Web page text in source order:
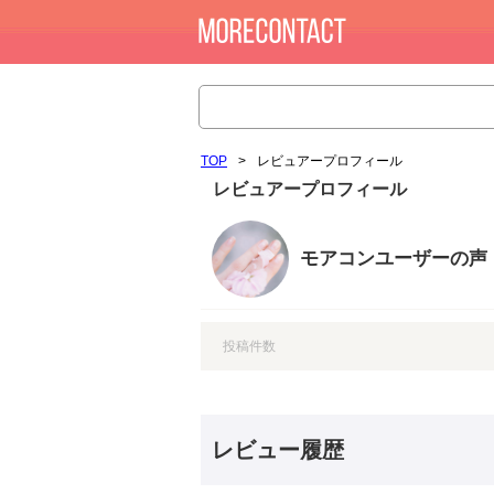
TOP > レビュアープロフィール
レビュアープロフィール
モアコンユーザーの声
投稿件数
レビュー履歴